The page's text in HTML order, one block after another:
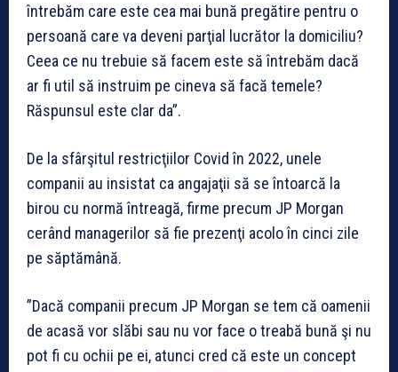
întrebăm care este cea mai bună pregătire pentru o
persoană care va deveni parţial lucrător la domiciliu?
Ceea ce nu trebuie să facem este să întrebăm dacă
ar fi util să instruim pe cineva să facă temele?
Răspunsul este clar da”.
De la sfârşitul restricţiilor Covid în 2022, unele
companii au insistat ca angajaţii să se întoarcă la
birou cu normă întreagă, firme precum JP Morgan
cerând managerilor să fie prezenţi acolo în cinci zile
pe săptămână.
”Dacă companii precum JP Morgan se tem că oamenii
de acasă vor slăbi sau nu vor face o treabă bună şi nu
pot fi cu ochii pe ei, atunci cred că este un concept